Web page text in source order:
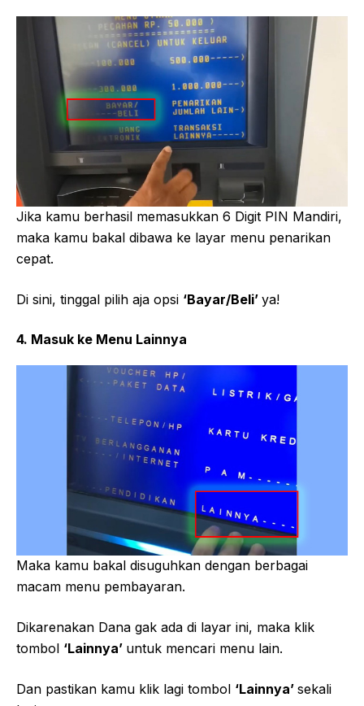
Jika kamu berhasil memasukkan 6 Digit PIN Mandiri,
maka kamu bakal dibawa ke layar menu penarikan
cepat.
Di sini, tinggal pilih aja opsi ‘Bayar/Beli’ ya!
4. Masuk ke Menu Lainnya
Maka kamu bakal disuguhkan dengan berbagai
macam menu pembayaran.
Dikarenakan Dana gak ada di layar ini, maka klik
tombol ‘Lainnya’ untuk mencari menu lain.
Dan pastikan kamu klik lagi tombol ‘Lainnya’ sekali